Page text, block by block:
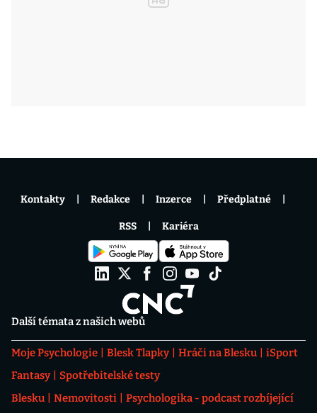
Další témata z našich webů
Moje Psychologie Blesk Tlapky Hráči na Blesku
iSport
Fantasy
Spotřebitelské testy
Blesku
Nemovitosti
Psychologika - podcast rozbíjející
Kontakty Redakce Inzerce Předplatné
RSS Kariéra